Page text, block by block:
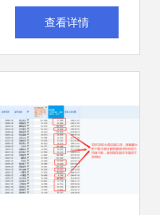
仿制药投资的预期
查看详情